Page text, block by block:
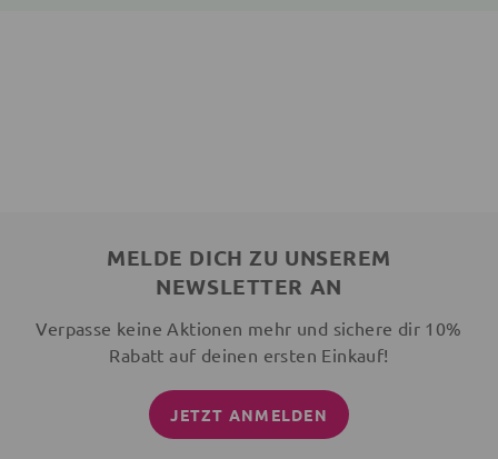
MELDE DICH ZU UNSEREM
NEWSLETTER AN
Verpasse keine Aktionen mehr und sichere dir 10%
Rabatt auf deinen ersten Einkauf!
JETZT ANMELDEN